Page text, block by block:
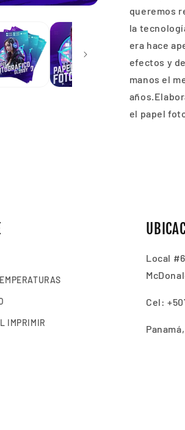
queremos
la
era hace
efectos y
manos el
el papel
IMPRIMIR
Local
Cel: